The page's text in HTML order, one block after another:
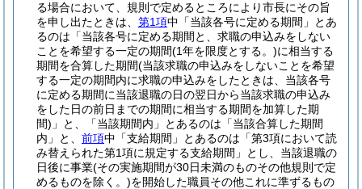
る場合において、規則で定めるところにより市長にその旨
を申し出たときは、 第1項中「当該各号に定める期間」とあ
るのは「当該各号に定める期間と、求職の申込みをしない
ことを希望する一定の期間(1年を限度とする。)に相当する
期間を合算した期間(当該求職の申込みをしないことを希望
する一定の期間内に求職の申込みをしたときは、当該各号
に定める期間に当該退職の日の翌日から当該求職の申込み
をした日の前日までの期間に相当する期間を加算した期
間) 」と、「当該期間内」とあるのは「当該合算した期間
内」と、 前項中「支給期間」とあるのは「第3項において読
み替えられた第1項に規定する支給期間」とし、当該退職の
日後に事業(その実施期間が30日未満のものその他規則で定
めるものを除く。)を開始した職員その他これに準ずるもの